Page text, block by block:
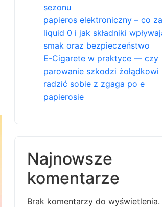
sezonu
papieros elektroniczny – co
liquid 0 i jak składniki
smak oraz bezpieczeństwo
E-Cigarete w praktyce — czy
parowanie szkodzi żołądkowi
radzić sobie z zgaga po e
papierosie
Najnowsze
komentarze
Brak komentarzy do wyświetlenia.